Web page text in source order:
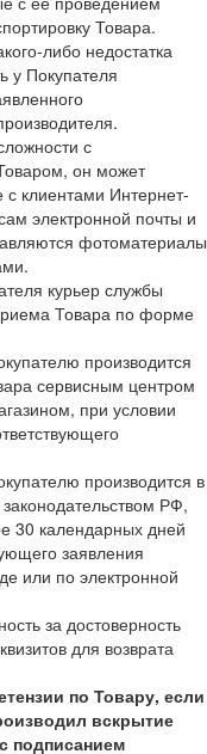
Товара.
либо недостатка
у Покупателя
с
он может
с клиентами Интернет-
электронной почты и
фотоматериалы
курьер службы
Товара по форме
производится
сервисным центром
при условии
производится в
РФ,
30 календарных дней
заявления
или по электронной
за достоверность
для возврата
по Товару, если
вскрытие
подписанием